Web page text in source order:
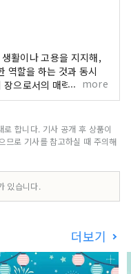
활이나 고용을 지지해,
역할을 하는 것과 동시
으로서의 매력을 갖추
년 오사카·간사이 만박
처로서, 포털 사이트
를 오픈했습니다. "이런
면의 발견 등, 상가와의
!오사카 상가」를 꼭 활
more
합니다. 기사 공개 후 상품이
므로 기사를 참고하실 때 주의해
있습니다.
더보기